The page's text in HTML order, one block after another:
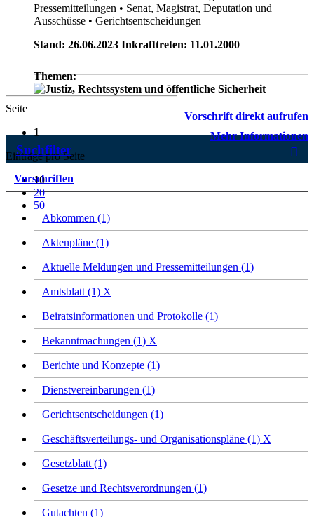
Pressemitteilungen • Senat, Magistrat, Deputation und
Ausschüsse • Gerichtsentscheidungen
Stand: 26.06.2023 Inkrafttreten: 11.01.2000
Themen:
Vorschrift direkt aufrufen
Mehr Informationen
Seite
1
Einträge pro Seite
10
20
50
Suchfilter
Vorschriften
Abkommen (1)
Aktenpläne (1)
Aktuelle Meldungen und Pressemitteilungen (1)
Amtsblatt (1) X
Beiratsinformationen und Protokolle (1)
Bekanntmachungen (1) X
Berichte und Konzepte (1)
Dienstvereinbarungen (1)
Gerichtsentscheidungen (1)
Geschäftsverteilungs- und Organisationspläne (1) X
Gesetzblatt (1)
Gesetze und Rechtsverordnungen (1)
Gutachten (1)